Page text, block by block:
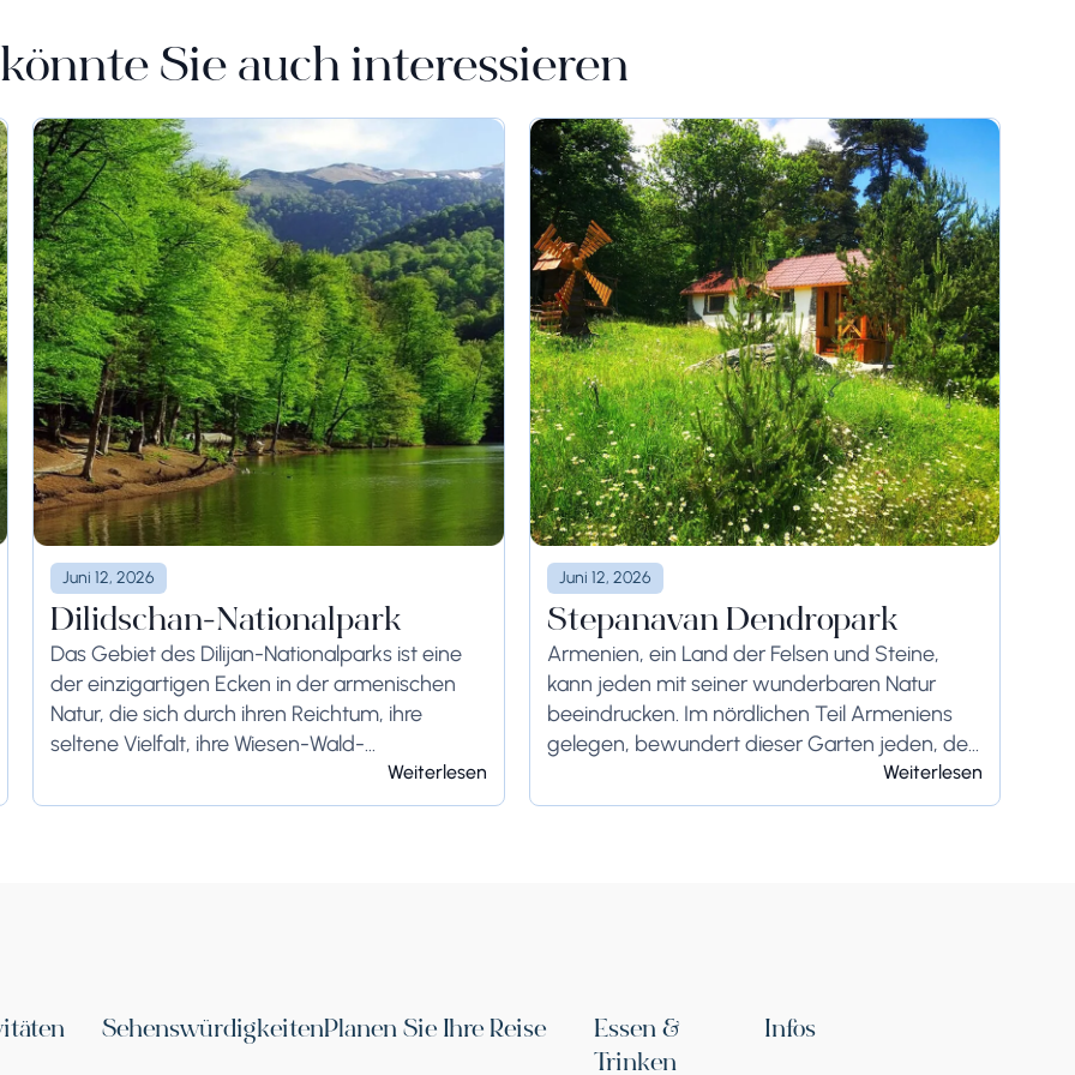
Sie auch interessieren
Juni 12, 2026
Dilidschan-Nationalpark
Das Gebiet des Dilijan-Nationalparks ist eine
der einzigartigen Ecken in der armenischen
Natur, die sich durch ihren Reichtum, ihre
seltene Vielfalt, ihre Wiesen-Wald-
Landschaften, ihre separaten Ökosysteme mit
hohem wirtschaftlichen Wert und den hohen
Weiterlesen
Juni 12, 2026
Stepanavan Dendropark
Armenien, ein Land der Felsen und Steine,
kann jeden mit seiner wunderbaren Natur
beeindrucken. Im nördlichen Teil Armeniens
gelegen, bewundert dieser Garten jeden, der
ihn besucht. Er liegt 12 km von Stepanavan
(Region Lori) und 155...
Weiterlesen
SehenswürdigkeitenPlanen Sie Ihre Reise
Essen &
Trinken
Infos